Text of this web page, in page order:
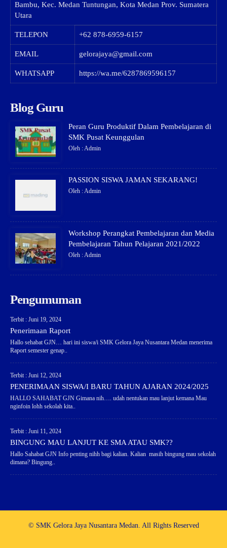
Bambu, Kec. Medan Tuntungan, Kota Medan Prov. Sumatera
Utara
TELEPON +62 878-6959-6157
EMAIL gelorajaya@gmail.com
WHATSAPP https://wa.me/6287869596157
Blog Guru
Peran Guru Produktif Dalam Pembelajaran di
SMK Pusat Keunggulan
Oleh : Admin
PASSION SISWA JAMAN SEKARANG!
Oleh : Admin
Workshop Perangkat Pembelajaran dan Media
Pembelajaran Tahun Pelajaran 2021/2022
Oleh : Admin
Pengumuman
Terbit : Juni 19, 2024
Penerimaan Raport
Hallo sehabat GJN… hari ini siswa/i SMK Gelora Jaya Nusantara Medan menerima
Raport semester genap..
Terbit : Juni 12, 2024
PENERIMAAN SISWA/I BARU TAHUN AJARAN 2024/2025
HALLO SAHABAT GJN Gimana nih…. udah nentukan mau lanjut kemana Mau
nginfoin lohh sekolah kita..
Terbit : Juni 11, 2024
BINGUNG MAU LANJUT KE SMA ATAU SMK??
Hallo Sahabat GJN Info penting nihh bagi kalian. Kalian masih bingung mau sekolah
dimana? Bingung..
© SMK Gelora Jaya Nusantara Medan. All Rights Reserved